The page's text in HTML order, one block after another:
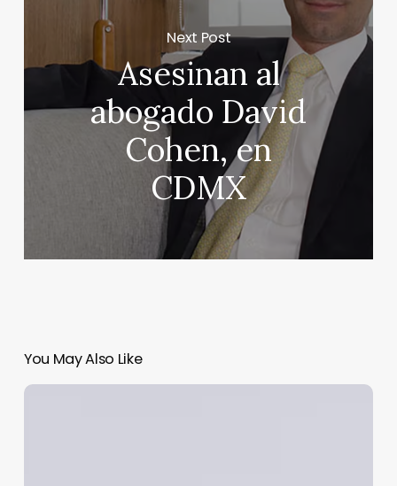
Next Post
Asesinan al
abogado David
Cohen, en
CDMX
You May Also Like
Gasolina